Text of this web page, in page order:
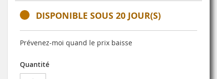
DISPONIBLE SOUS 20 JOUR(S)
Prévenez-moi quand le prix baisse
Quantité